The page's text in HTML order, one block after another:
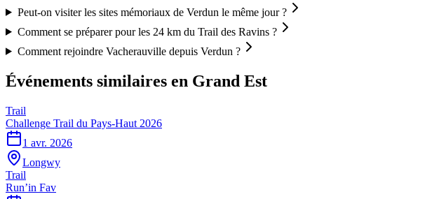
Peut-on visiter les sites mémoriaux de Verdun le même jour ?
Comment se préparer pour les 24 km du Trail des Ravins ?
Comment rejoindre Vacherauville depuis Verdun ?
Événements similaires en Grand Est
Trail
Challenge Trail du Pays-Haut 2026
1 avr. 2026
Longwy
Trail
Run’in Fav